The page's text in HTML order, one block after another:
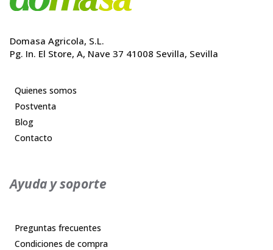
Domasa Agricola, S.L.
Pg. In. El Store, A, Nave 37 41008 Sevilla, Sevilla
Quienes somos
Postventa
Blog
Contacto
Ayuda y soporte
Preguntas frecuentes
Condiciones de compra